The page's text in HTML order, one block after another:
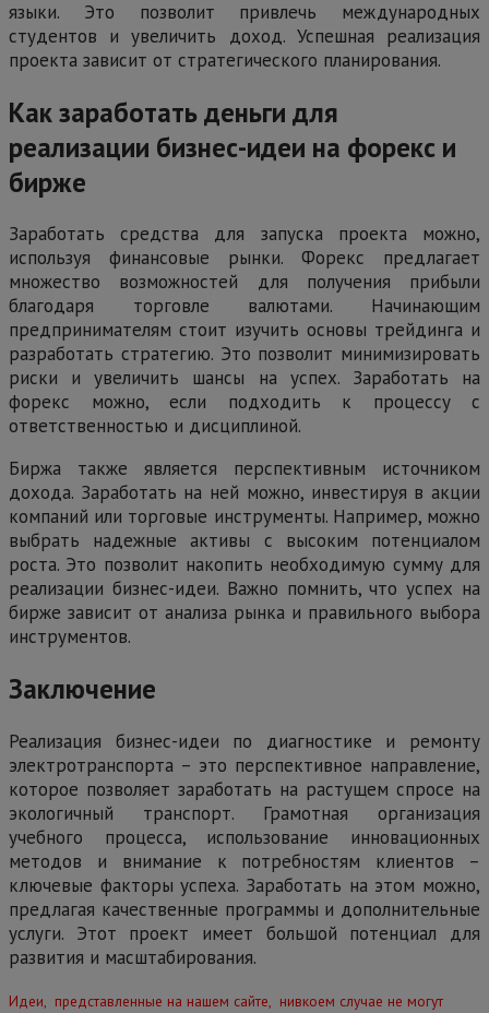
языки. Это позволит привлечь международных
студентов и увеличить доход. Успешная реализация
проекта зависит от стратегического планирования.
Как заработать деньги для
реализации бизнес-идеи на форекс и
бирже
Заработать средства для запуска проекта можно,
используя финансовые рынки. Форекс предлагает
множество возможностей для получения прибыли
благодаря торговле валютами. Начинающим
предпринимателям стоит изучить основы трейдинга и
разработать стратегию. Это позволит минимизировать
риски и увеличить шансы на успех. Заработать на
форекс можно, если подходить к процессу с
ответственностью и дисциплиной.
Биржа также является перспективным источником
дохода. Заработать на ней можно, инвестируя в акции
компаний или торговые инструменты. Например, можно
выбрать надежные активы с высоким потенциалом
роста. Это позволит накопить необходимую сумму для
реализации бизнес-идеи. Важно помнить, что успех на
бирже зависит от анализа рынка и правильного выбора
инструментов.
Заключение
Реализация бизнес-идеи по диагностике и ремонту
электротранспорта – это перспективное направление,
которое позволяет заработать на растущем спросе на
экологичный транспорт. Грамотная организация
учебного процесса, использование инновационных
методов и внимание к потребностям клиентов –
ключевые факторы успеха. Заработать на этом можно,
предлагая качественные программы и дополнительные
услуги. Этот проект имеет большой потенциал для
развития и масштабирования.
Идеи, представленные на нашем сайте, нивкоем случае не могут